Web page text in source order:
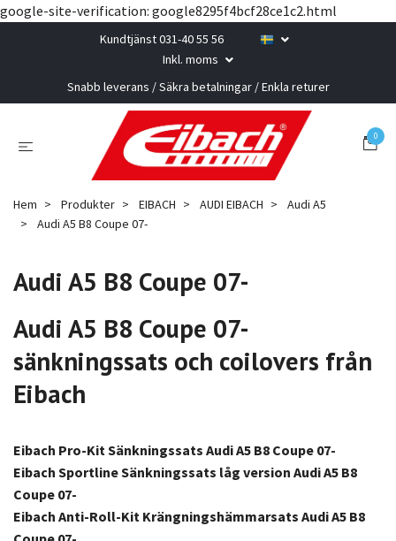
google-site-verification: google8295f4bcf28ce1c2.html
Kundtjänst 031-40 55 56
Inkl. moms
Snabb leverans / Säkra betalningar / Enkla returer
0
Hem Produkter EIBACH AUDI EIBACH
Audi A5
Audi A5 B8 Coupe 07-
Audi A5 B8 Coupe 07-
Audi A5 B8 Coupe 07-
sänkningssats och coilovers från
Eibach
Eibach Pro-Kit Sänkningssats Audi A5 B8 Coupe 07-
Eibach Sportline Sänkningssats låg version Audi A5 B8
Coupe 07-
Eibach Anti-Roll-Kit Krängningshämmarsats Audi A5 B8